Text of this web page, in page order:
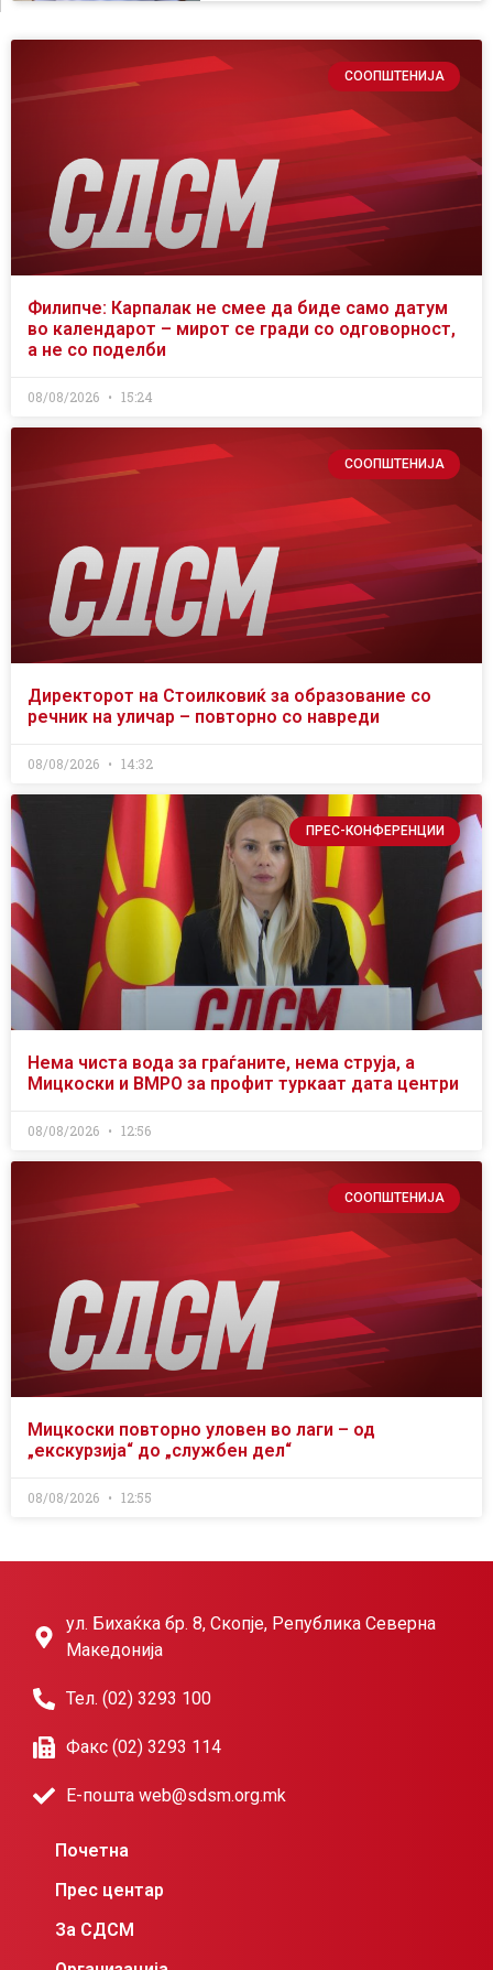
СООПШТЕНИЈА
Филипче: Карпалак не смее да биде само датум
во календарот – мирот се гради со одговорност,
а не со поделби
08/08/2026 15:24
СООПШТЕНИЈА
Директорот на Стоилковиќ за образование со
речник на уличар – повторно со навреди
08/08/2026 14:32
ПРЕС-КОНФЕРЕНЦИИ
Нема чиста вода за граѓаните, нема струја, а
Мицкоски и ВМРО за профит туркаат дата центри
08/08/2026 12:56
СООПШТЕНИЈА
Мицкоски повторно уловен во лаги – од
„екскурзија“ до „службен дел“
08/08/2026 12:55
ул. Бихаќка бр. 8, Скопје, Република Северна
Македонија
Тел. (02) 3293 100
Факс (02) 3293 114
Е-пошта web@sdsm.org.mk
Почетна
Прес центар
За СДСМ